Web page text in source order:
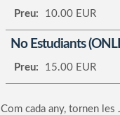
Preu: 10.00 EUR
No Estudiants
Preu: 15.00 EUR
Com cada any, tornen